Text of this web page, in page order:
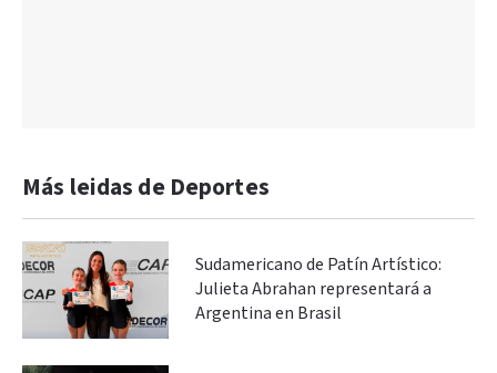
Más leidas de Deportes
Sudamericano de Patín Artístico:
Julieta Abrahan representará a
Argentina en Brasil